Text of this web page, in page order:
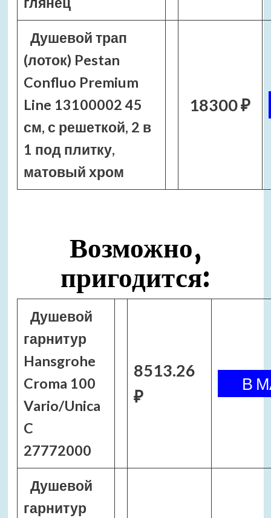
Душевой трап
(лоток) Pestan
Confluo Premium
Line 13100002 45
см, с решеткой, 2 в
1 под плитку,
матовый хром
18300 ₽
Возможно,
пригодится:
Душевой
гарнитур
Hansgrohe
Croma 100
Vario/Unica
C
27772000
8513.26
₽
Душевой
гарнитур